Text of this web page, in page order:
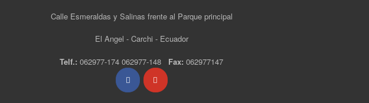
Calle Esmeraldas y Salinas frente al Parque principal
El Angel - Carchi - Ecuador
Telf.:062977-174 062977-148 Fax:062977147